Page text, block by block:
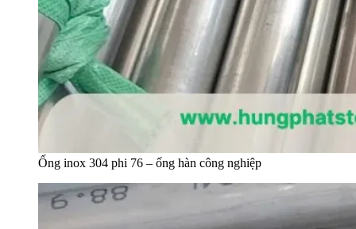
Ống inox 304 phi 76 – ống hàn công nghiệp